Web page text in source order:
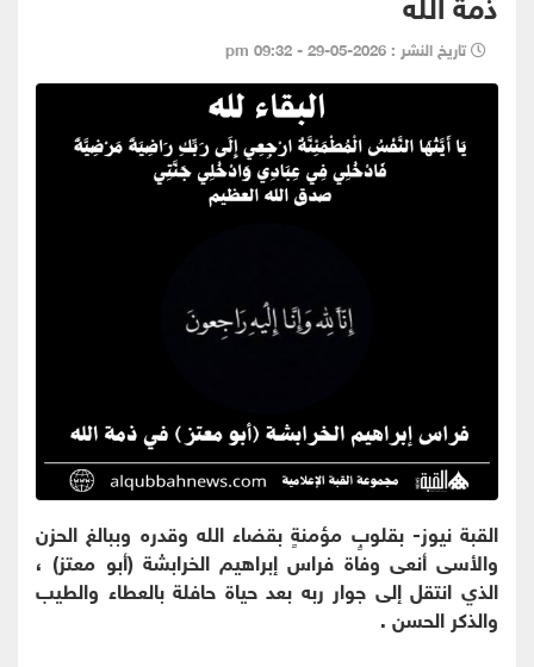
تاريخ النشر : 2026-05-29 - 09:32 pm
القبة نيوز- بقلوبٍ مؤمنةٍ بقضاء الله وقدره وببالغ الحزن
والأسى أنعى وفاة فراس إبراهيم الخرابشة (أبو معتز) ،
الذي انتقل إلى جوار ربه بعد حياة حافلة بالعطاء والطيب
والذكر الحسن .